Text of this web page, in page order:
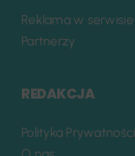
Reklama w serwisie
Partnerzy
REDAKCJA
Polityka Prywatności